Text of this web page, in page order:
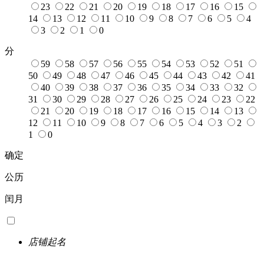
23
22 21 20 19 18 17 16
15
14
13 12 11 10 9 8 7 6 5
4
3
2 1 0
分
59
58 57 56 55 54 53 52
51
50
49 48 47 46 45 44 43 42
41
40
39 38 37 36 35 34 33
32
31
30 29 28 27 26 25 24 23
22
21
20 19 18 17 16 15 14
13
12
11 10 9 8 7 6 5 4 3
2
1
0
确定
公历
闰月
店铺起名